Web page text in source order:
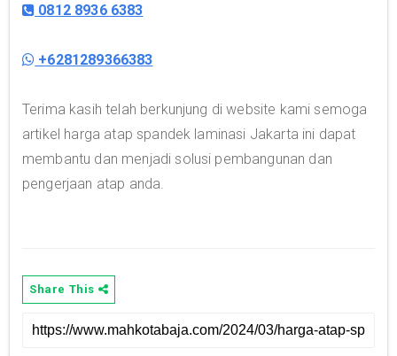
0812 8936 6383
+6281289366383
Terima kasih telah berkunjung di website kami semoga
artikel harga atap spandek laminasi Jakarta ini dapat
membantu dan menjadi solusi pembangunan dan
pengerjaan atap anda.
Share This